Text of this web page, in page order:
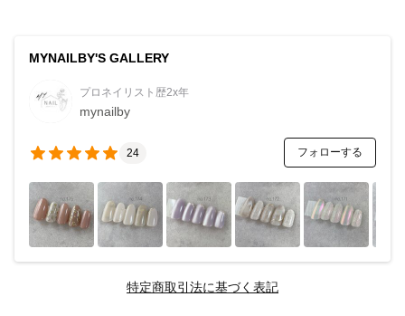
MYNAILBY'S GALLERY
プロネイリスト歴2x年
mynailby
24 フォローする
特定商取引法に基づく表記